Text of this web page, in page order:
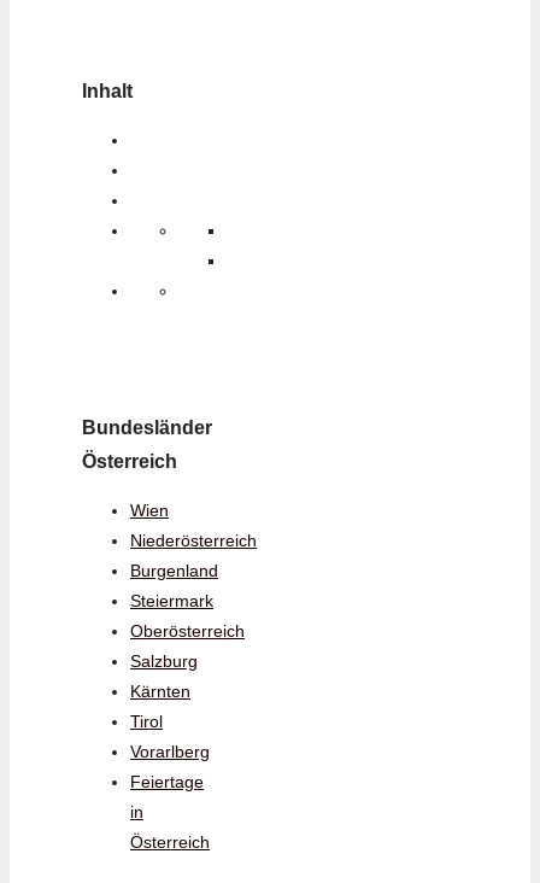
Inhalt
Bundesländer
Österreich
Wien
Niederösterreich
Burgenland
Steiermark
Oberösterreich
Salzburg
Kärnten
Tirol
Vorarlberg
Feiertage
in
Österreich